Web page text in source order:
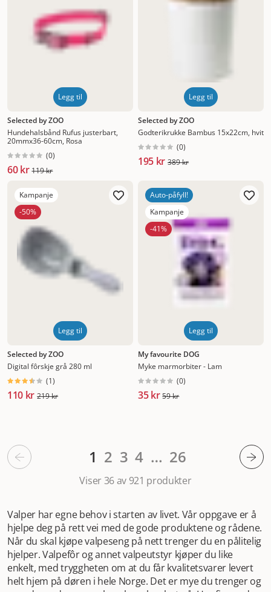
Legg til
Selected by ZOO
Hundehalsbånd Rufus justerbart,
20mmx36-60cm, Rosa
(0)
60 kr 119 kr
Legg til
Selected by ZOO
Godterikrukke Bambus 15x22cm, hvit
(0)
195 kr 389 kr
Kampanje
-50%
Legg til
Selected by ZOO
Digital fôrskje grå 280 ml
(1)
110 kr 219 kr
Auto-påfyll!
Kampanje
-41%
Legg til
My favourite DOG
Myke marmorbiter - Lam
(0)
35 kr 59 kr
1 2 3 4 … 26
Viser 36 av 921 produkter
Valper har egne behov i starten av livet. Vår oppgave er å
hjelpe deg på rett vei med de gode produktene og rådene.
Når du skal kjøpe valpeseng på nett trenger du en pålitelig
hjelper. Valpefôr og annet valpeutstyr kjøper du like
enkelt, med tryggheten om at du får kvalitetsvarer levert
helt hjem på døren i hele Norge. Det er mye du trenger og